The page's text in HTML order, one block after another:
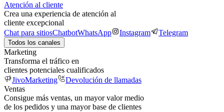
Atención al cliente
Crea una experiencia de atención al
cliente excepcional
Chat para sitiosChatbotWhatsApp Instagram Telegram
Todos los canales
Marketing
Transforma el tráfico en
clientes potenciales cualificados
JivoMarketing
Devolución de llamadas
Ventas
Consigue más ventas, un mayor valor medio
de los pedidos y una mayor base de clientes